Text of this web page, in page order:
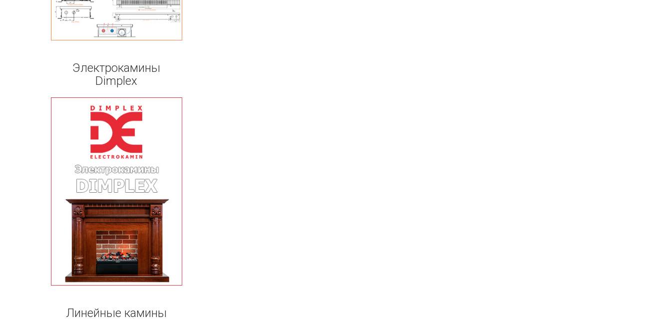
Электрокамины
Dimplex
Линейные камины